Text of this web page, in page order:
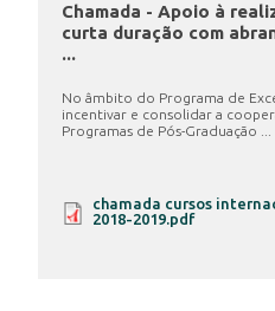
Chamada - Apoio à
curta duração com
...
No âmbito do Programa de
incentivar e consolidar a
Programas de Pós-Graduação ...
chamada cursos
2018-2019.pdf